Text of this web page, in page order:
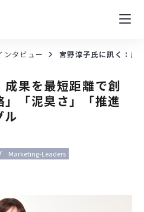
ンタビュー 宮野淳子氏に訊く：成
果を最短距離で創
「泥臭さ」「推進
ル
Marketing-Leaders